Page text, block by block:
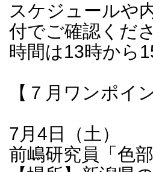
スケジュールや
付でご確認くださ
時間は13時から
【７月ワンポイ
7月4日（土）
前嶋研究員「色